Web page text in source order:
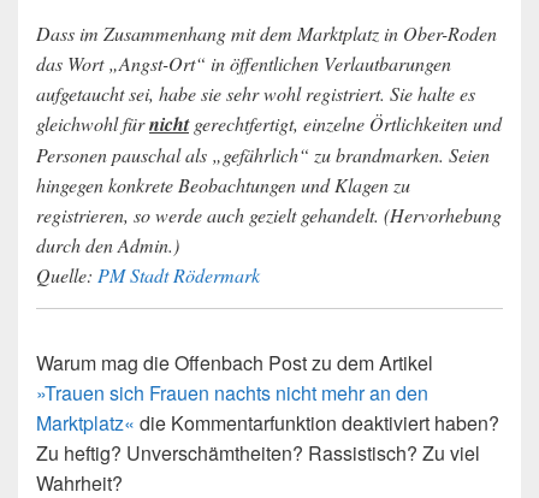
Dass im Zusammenhang mit dem Marktplatz in Ober-Roden
das Wort „Angst-Ort“ in öffentlichen Verlautbarungen
aufgetaucht sei, habe sie sehr wohl registriert. Sie halte es
gleichwohl fürnichtgerechtfertigt, einzelne Örtlichkeiten und
Personen pauschal als „gefährlich“ zu brandmarken. Seien
hingegen konkrete Beobachtungen und Klagen zu
registrieren, so werde auch gezielt gehandelt. (Hervorhebung
durch den Admin.)
Quelle: PM Stadt Rödermark
Warum mag die Offenbach Post zu dem Artikel
»Trauen sich Frauen nachts nicht mehr an den
Marktplatz« die Kommentarfunktion deaktiviert haben?
Zu heftig? Unverschämtheiten? Rassistisch? Zu viel
Wahrheit?